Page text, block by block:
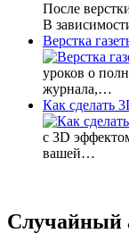
После
В
Верстка
уроков о
журнала,…
Как сделать
с 3D
вашей…
Случайный